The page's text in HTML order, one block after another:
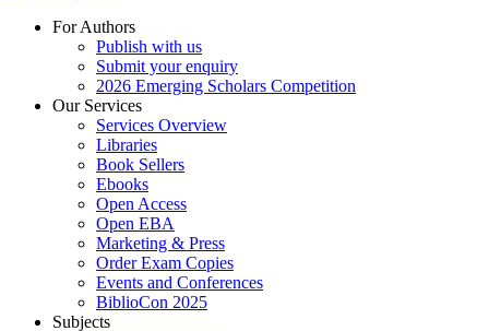
For Authors
Publish with us
Submit your enquiry
2026 Emerging Scholars Competition
Our Services
Services Overview
Libraries
Book Sellers
Ebooks
Open Access
Open EBA
Marketing & Press
Order Exam Copies
Events and Conferences
BiblioCon 2025
Subjects